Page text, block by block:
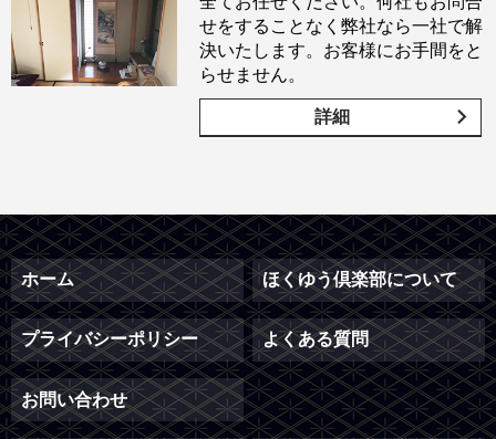
せをすることなく弊社なら一社で解
決いたします。お客様にお手間をと
らせません。
詳細
ホーム ほくゆう倶楽部について
プライバシーポリシー よくある質問
お問い合わせ